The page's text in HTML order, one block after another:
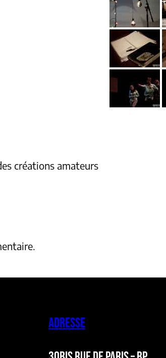
créations amateurs
ADRESSE